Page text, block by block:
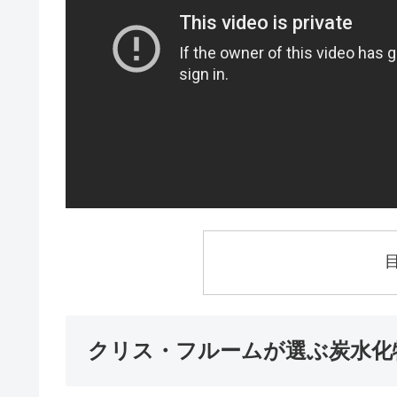
クリス・フルームが選ぶ炭水化